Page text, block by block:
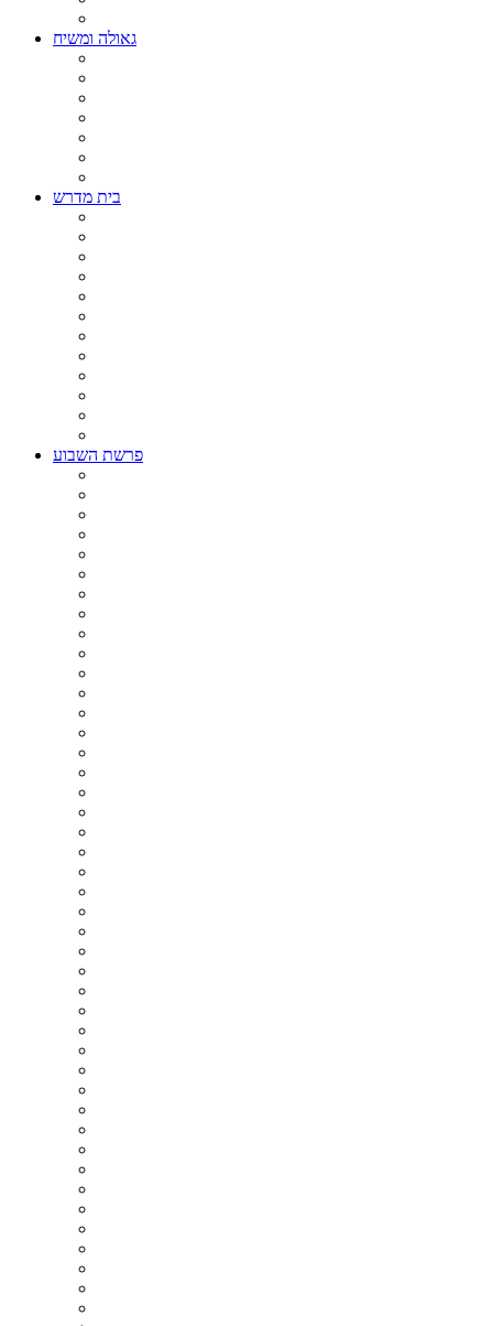
גאולה ומשיח
בית מדרש
פרשת השבוע